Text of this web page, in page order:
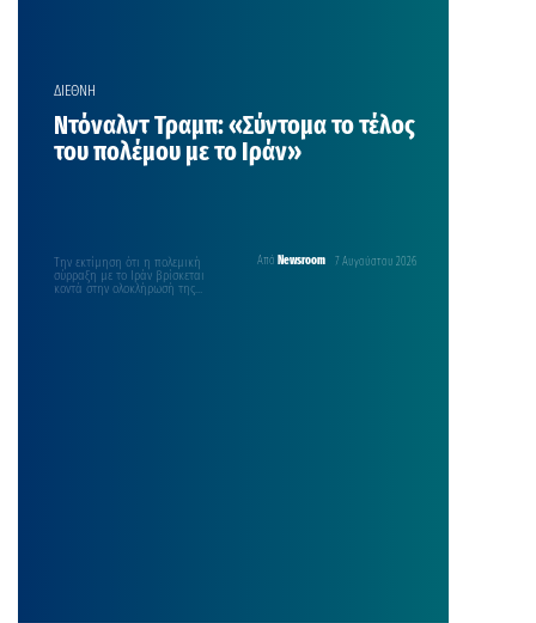
ΔΙΕΘΝΗ
Ντόναλντ Τραμπ: «Σύντομα το τέλος
του πολέμου με το Ιράν»
Από Newsroom 7 Αυγούστου 2026
Την εκτίμηση ότι η πολεμική
σύρραξη με το Ιράν βρίσκεται
κοντά στην ολοκλήρωσή της